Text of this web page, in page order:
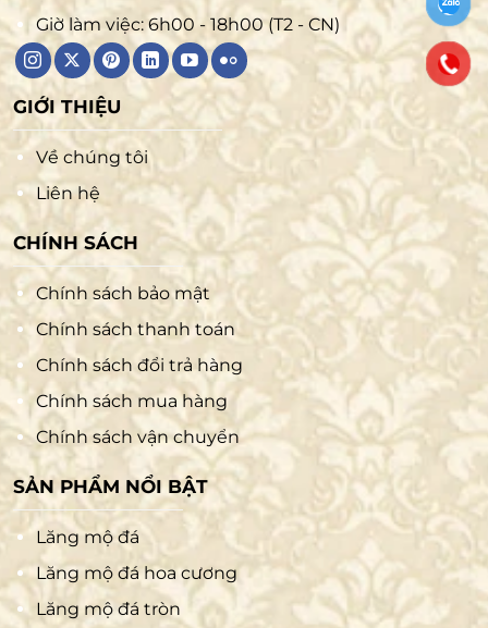
Giờ làm việc: 6h00 - 18h00 (T2 - CN)
GIỚI THIỆU
Về chúng tôi
Liên hệ
CHÍNH SÁCH
Chính sách bảo mật
Chính sách thanh toán
Chính sách đổi trả hàng
Chính sách mua hàng
Chính sách vận chuyển
SẢN PHẨM NỔI BẬT
Lăng mộ đá
Lăng mộ đá hoa cương
Lăng mộ đá tròn